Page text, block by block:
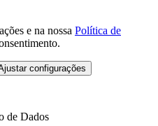
e na nossa Política de
configurações
de Dados